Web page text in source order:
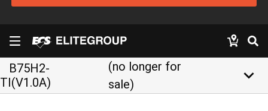
B75H2-
TI(V1.0A)
(no longer for
sale)
keyboard_arrow_down